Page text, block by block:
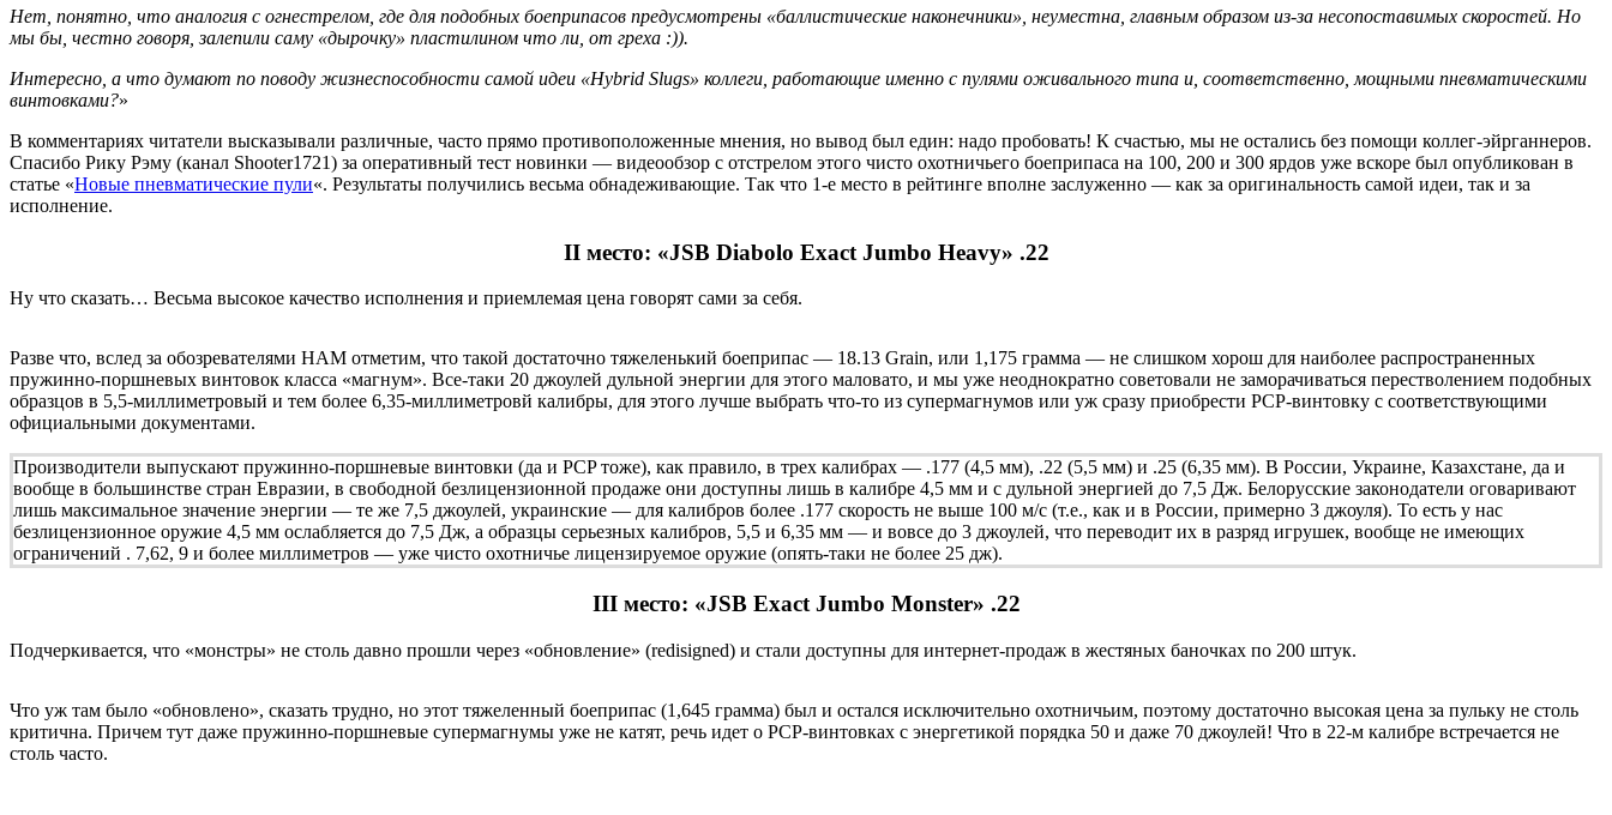
Нет, понятно, что аналогия с огнестрелом, где для подобных боеприпасов предусмотрены «баллистические наконечники», неуместна, главным образом из-за несопоставимых скоростей. Но
мы бы, честно говоря, залепили саму «дырочку» пластилином что ли, от греха :)).
Интересно, а что думают по поводу жизнеспособности самой идеи «Hybrid Slugs» коллеги, работающие именно с пулями оживального типа и, соответственно, мощными пневматическими
винтовками?»
В комментариях читатели высказывали различные, часто прямо противоположенные мнения, но вывод был един: надо пробовать! К счастью, мы не остались без помощи коллег-эйрганнеров.
Спасибо Рику Рэму (канал Shooter1721) за оперативный тест новинки — видеообзор с отстрелом этого чисто охотничьего боеприпаса на 100, 200 и 300 ярдов уже вскоре был опубликован в
статье «Новые пневматические пули«. Результаты получились весьма обнадеживающие. Так что 1-е место в рейтинге вполне заслуженно — как за оригинальность самой идеи, так и за
исполнение.
II место: «JSB Diabolo Exact Jumbo Heavy» .22
Ну что сказать… Весьма высокое качество исполнения и приемлемая цена говорят сами за себя.
Разве что, вслед за обозревателями HAM отметим, что такой достаточно тяжеленький боеприпас — 18.13 Grain, или 1,175 грамма — не слишком хорош для наиболее распространенных
пружинно-поршневых винтовок класса «магнум». Все-таки 20 джоулей дульной энергии для этого маловато, и мы уже неоднократно советовали не заморачиваться перестволением подобных
образцов в 5,5-миллиметровый и тем более 6,35-миллиметровй калибры, для этого лучше выбрать что-то из супермагнумов или уж сразу приобрести PCP-винтовку с соответствующими
официальными документами.
Производители выпускают пружинно-поршневые винтовки (да и PCP тоже), как правило, в трех калибрах — .177 (4,5 мм), .22 (5,5 мм) и .25 (6,35 мм). В России, Украине, Казахстане, да и
вообще в большинстве стран Евразии, в свободной безлицензионной продаже они доступны лишь в калибре 4,5 мм и с дульной энергией до 7,5 Дж. Белорусские законодатели оговаривают
лишь максимальное значение энергии — те же 7,5 джоулей, украинские — для калибров более .177 скорость не выше 100 м/с (т.е., как и в России, примерно 3 джоуля). То есть у нас
безлицензионное оружие 4,5 мм ослабляется до 7,5 Дж, а образцы серьезных калибров, 5,5 и 6,35 мм — и вовсе до 3 джоулей, что переводит их в разряд игрушек, вообще не имеющих
ограничений . 7,62, 9 и более миллиметров — уже чисто охотничье лицензируемое оружие (опять-таки не более 25 дж).
III место: «JSB Exact Jumbo Monster» .22
Подчеркивается, что «монстры» не столь давно прошли через «обновление» (redisigned) и стали доступны для интернет-продаж в жестяных баночках по 200 штук.
Что уж там было «обновлено», сказать трудно, но этот тяжеленный боеприпас (1,645 грамма) был и остался исключительно охотничьим, поэтому достаточно высокая цена за пульку не столь
критична. Причем тут даже пружинно-поршневые супермагнумы уже не катят, речь идет о PCP-винтовках с энергетикой порядка 50 и даже 70 джоулей! Что в 22-м калибре встречается не
столь часто.